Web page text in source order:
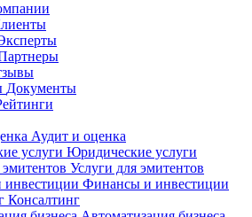
Документы
Аудит и оценка
услуги Юридические услуги
Услуги для эмитентов
Финансы и инвестиции
Консалтинг